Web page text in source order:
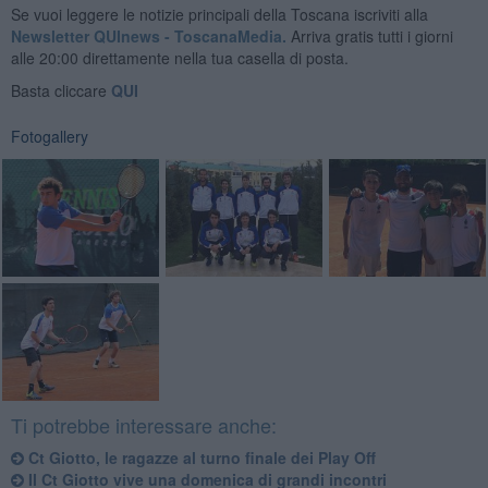
Se vuoi leggere le notizie principali della Toscana iscriviti alla
Newsletter QUInews - ToscanaMedia. Arriva gratis tutti i giorni
alle 20:00 direttamente nella tua casella di posta.
Basta cliccare QUI
Fotogallery
Ti potrebbe interessare anche:
Ct Giotto, le ragazze al turno finale dei Play Off
Il Ct Giotto vive una domenica di grandi incontri